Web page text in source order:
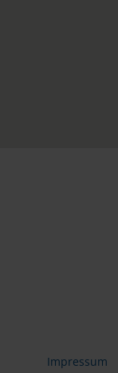
Impressum